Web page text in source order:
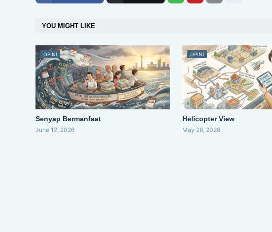
YOU MIGHT LIKE
OPINI
Senyap Bermanfaat
June 12, 2026
OPINI
Helicopter View
May 28, 2026